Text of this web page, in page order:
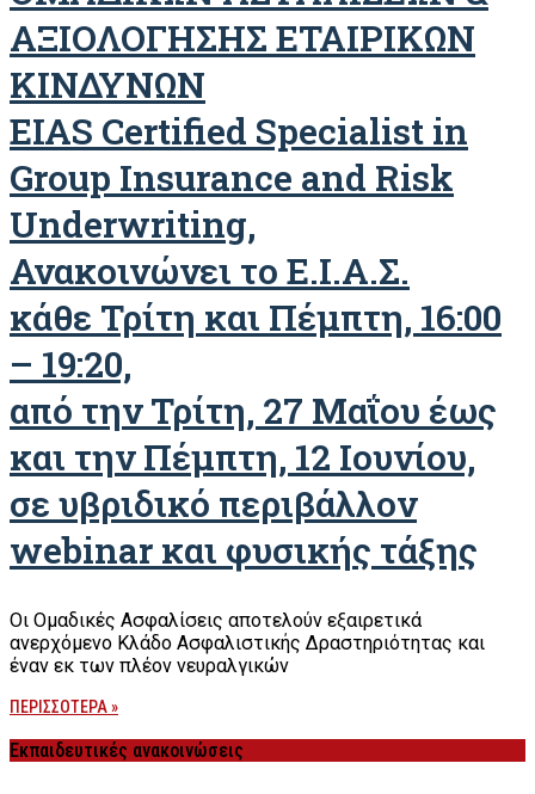
ΑΞΙΟΛΟΓΗΣΗΣ ΕΤΑΙΡΙΚΩΝ
ΚΙΝΔΥΝΩΝ
EIAS Certified Specialist in
Group Insurance and Risk
Underwriting,
Ανακοινώνει το Ε.Ι.Α.Σ.
κάθε Τρίτη και Πέμπτη, 16:00
– 19:20,
από την Τρίτη, 27 Μαΐου έως
και την Πέμπτη, 12 Ιουνίου,
σε υβριδικό περιβάλλον
webinar και φυσικής τάξης
Οι Ομαδικές Ασφαλίσεις αποτελούν εξαιρετικά
ανερχόμενο Κλάδο Ασφαλιστικής Δραστηριότητας και
έναν εκ των πλέον νευραλγικών
ΠΕΡΙΣΣΟΤΕΡΑ »
Εκπαιδευτικές ανακοινώσεις